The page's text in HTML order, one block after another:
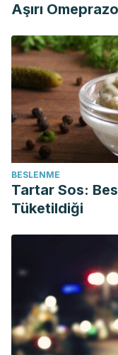
Aşırı
BESLENME
Tartar Sos:
Tüketildiği